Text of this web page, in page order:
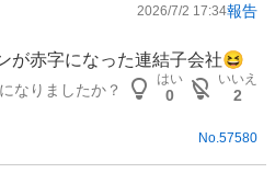
2026/7/2 17:34報告
が赤字になった連結子会社😆
なりましたか？
はい
0
いいえ
2
No. 57580